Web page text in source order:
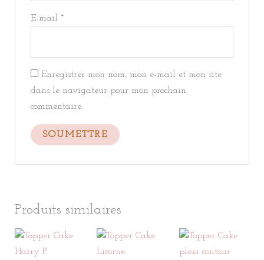
E-mail*
Enregistrer mon nom, mon e-mail et mon site
dans le navigateur pour mon prochain
commentaire.
Produits similaires